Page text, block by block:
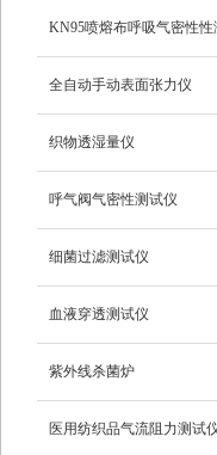
KN95喷熔布呼吸气密性性
仪
全自动手动表面张力仪
织物透湿量仪
呼气阀气密性测试仪
细菌过滤测试仪
血液穿透测试仪
紫外线杀菌炉
医用纺织品气流阻力测试